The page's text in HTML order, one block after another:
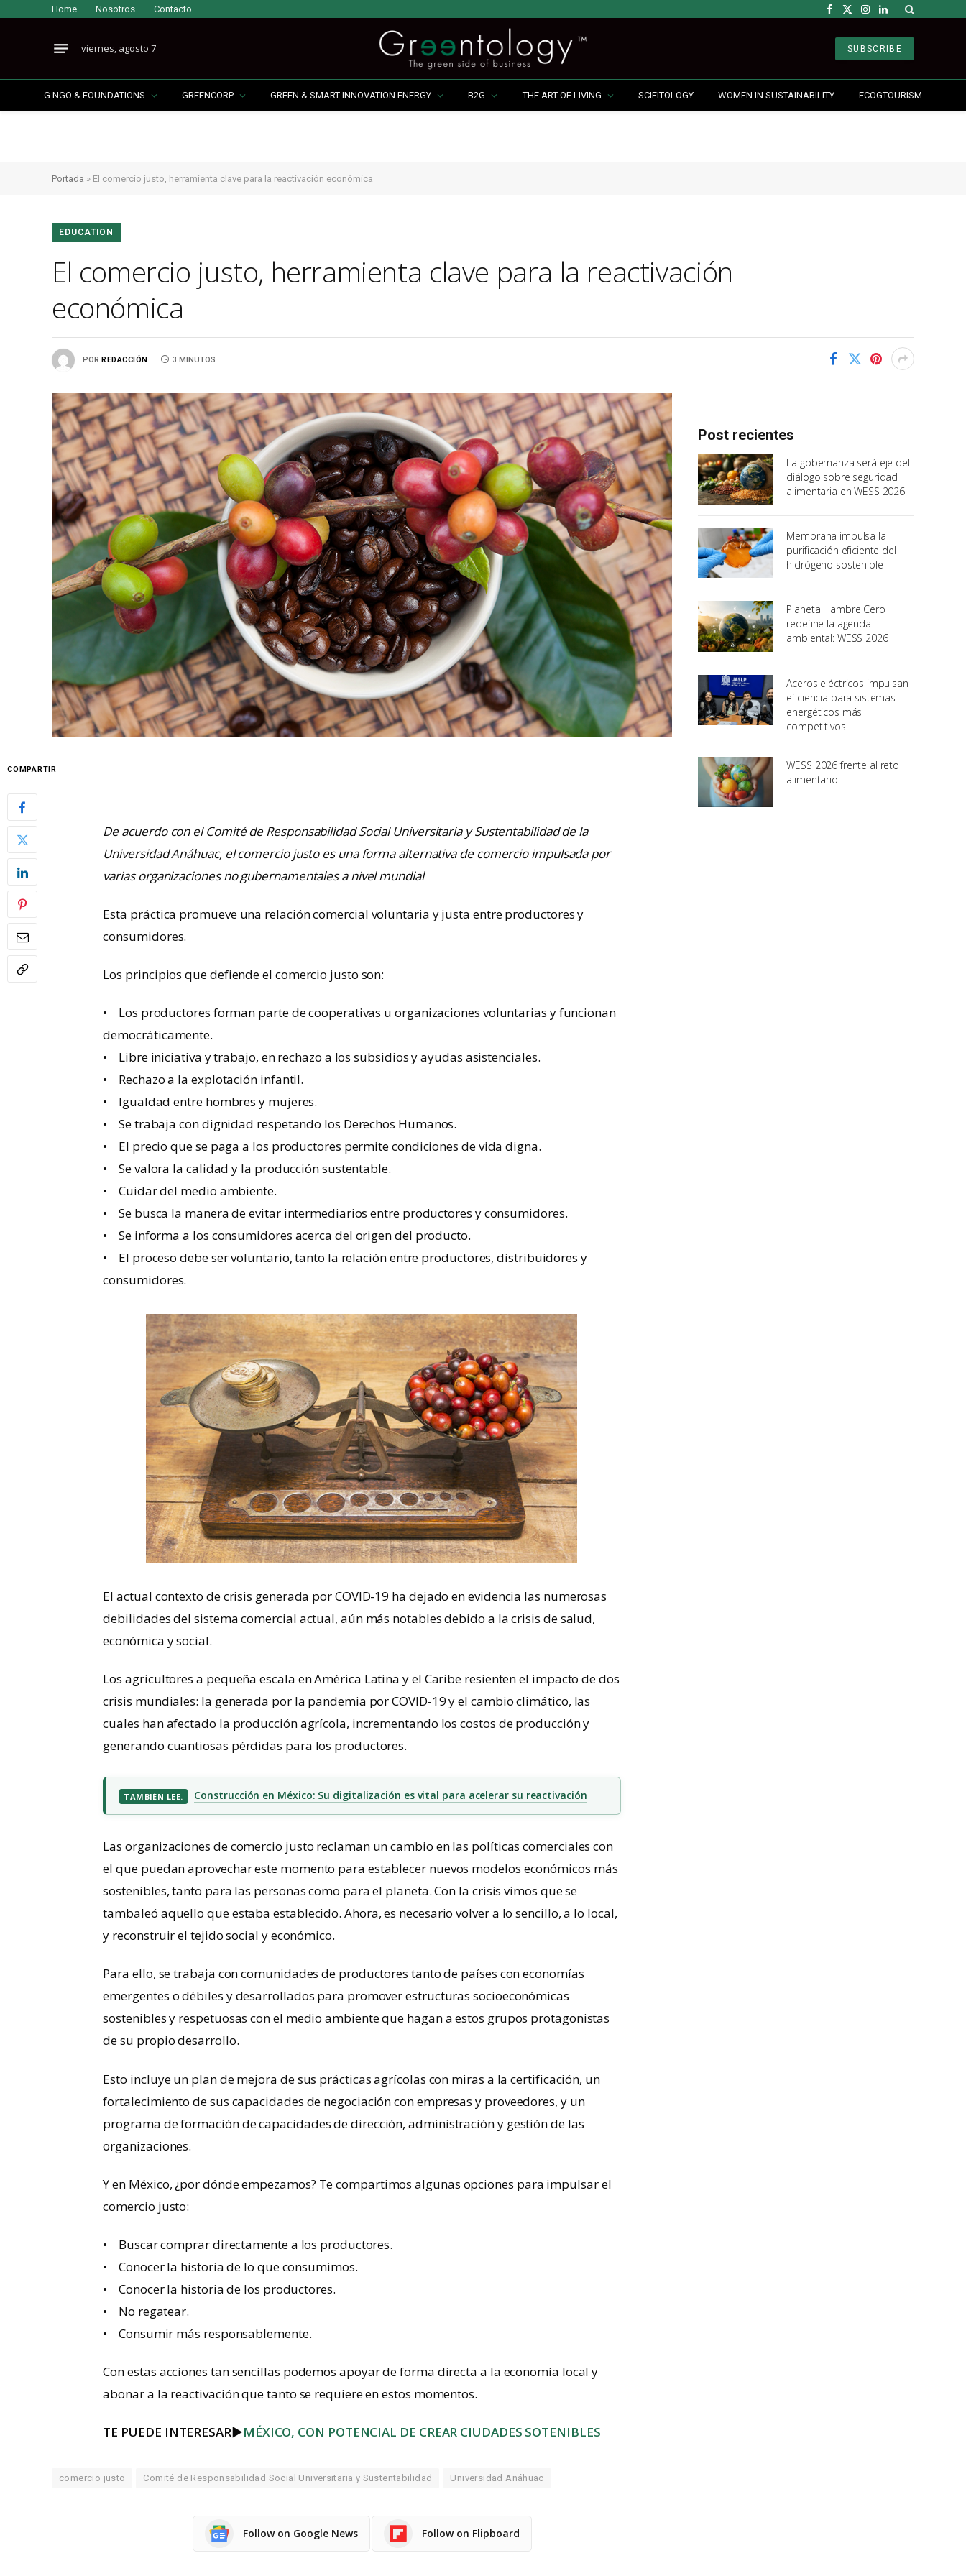
Home Nosotros Contacto Facebook
X
Instagram
LinkedIn
viernes, agosto 7 SUBSCRIBE
G NGO & FOUNDATIONS GREENCORP GREEN & SMART INNOVATION ENERGY B2G THE ART OF LIVING SCIFITOLOGY WOMEN IN SUSTAINABILITY ECOGTOURISM
Portada » El comercio justo, herramienta clave para la reactivación económica
EDUCATION
El comercio justo, herramienta clave para la reactivación
económica
POR REDACCIÓN 3 MINUTOS
COMPARTIR
De acuerdo con el Comité de Responsabilidad Social Universitaria y Sustentabilidad de la
Universidad Anáhuac, el comercio justo es una forma alternativa de comercio impulsada por
varias organizaciones no gubernamentales a nivel mundial
Esta práctica promueve una relación comercial voluntaria y justa entre productores y
consumidores.
Los principios que defiende el comercio justo son:
• Los productores forman parte de cooperativas u organizaciones voluntarias y funcionan
democráticamente.
• Libre iniciativa y trabajo, en rechazo a los subsidios y ayudas asistenciales.
• Rechazo a la explotación infantil.
• Igualdad entre hombres y mujeres.
• Se trabaja con dignidad respetando los Derechos Humanos.
• El precio que se paga a los productores permite condiciones de vida digna.
• Se valora la calidad y la producción sustentable.
• Cuidar del medio ambiente.
• Se busca la manera de evitar intermediarios entre productores y consumidores.
• Se informa a los consumidores acerca del origen del producto.
• El proceso debe ser voluntario, tanto la relación entre productores, distribuidores y
consumidores.
El actual contexto de crisis generada por COVID-19 ha dejado en evidencia las numerosas
debilidades del sistema comercial actual, aún más notables debido a la crisis de salud,
económica y social.
Los agricultores a pequeña escala en América Latina y el Caribe resienten el impacto de dos
crisis mundiales: la generada por la pandemia por COVID-19 y el cambio climático, las
cuales han afectado la producción agrícola, incrementando los costos de producción y
generando cuantiosas pérdidas para los productores.
TAMBIÉN LEE. Construcción en México: Su digitalización es vital para acelerar su reactivación
Las organizaciones de comercio justo reclaman un cambio en las políticas comerciales con
el que puedan aprovechar este momento para establecer nuevos modelos económicos más
sostenibles, tanto para las personas como para el planeta. Con la crisis vimos que se
tambaleó aquello que estaba establecido. Ahora, es necesario volver a lo sencillo, a lo local,
y reconstruir el tejido social y económico.
Para ello, se trabaja con comunidades de productores tanto de países con economías
emergentes o débiles y desarrollados para promover estructuras socioeconómicas
sostenibles y respetuosas con el medio ambiente que hagan a estos grupos protagonistas
de su propio desarrollo.
Esto incluye un plan de mejora de sus prácticas agrícolas con miras a la certificación, un
fortalecimiento de sus capacidades de negociación con empresas y proveedores, y un
programa de formación de capacidades de dirección, administración y gestión de las
organizaciones.
Y en México, ¿por dónde empezamos? Te compartimos algunas opciones para impulsar el
comercio justo:
• Buscar comprar directamente a los productores.
• Conocer la historia de lo que consumimos.
• Conocer la historia de los productores.
• No regatear.
• Consumir más responsablemente.
Con estas acciones tan sencillas podemos apoyar de forma directa a la economía local y
abonar a la reactivación que tanto se requiere en estos momentos.
TE PUEDE INTERESAR►MÉXICO, CON POTENCIAL DE CREAR CIUDADES SOTENIBLES
comercio justo Comité de Responsabilidad Social Universitaria y Sustentabilidad Universidad Anáhuac
Follow on Google News Follow on Flipboard
Post recientes
La gobernanza será eje del
diálogo sobre seguridad
alimentaria en WESS 2026
Membrana impulsa la
purificación eficiente del
hidrógeno sostenible
Planeta Hambre Cero
redefine la agenda
ambiental: WESS 2026
Aceros eléctricos impulsan
eficiencia para sistemas
energéticos más
competitivos
WESS 2026 frente al reto
alimentario